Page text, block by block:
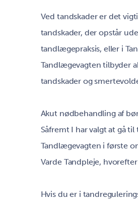
Ved tandskader er det
tandskader, der opstår
tandlægepraksis, eller i
Tandlægevagten tilbyder
tandskader og
Akut nødbehandling af
Såfremt I har valgt at gå
Tandlægevagten i første
Varde Tandpleje,
Hvis du er i